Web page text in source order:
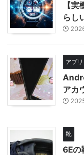
【
らし
アプリ
アカ
靴
6Eの